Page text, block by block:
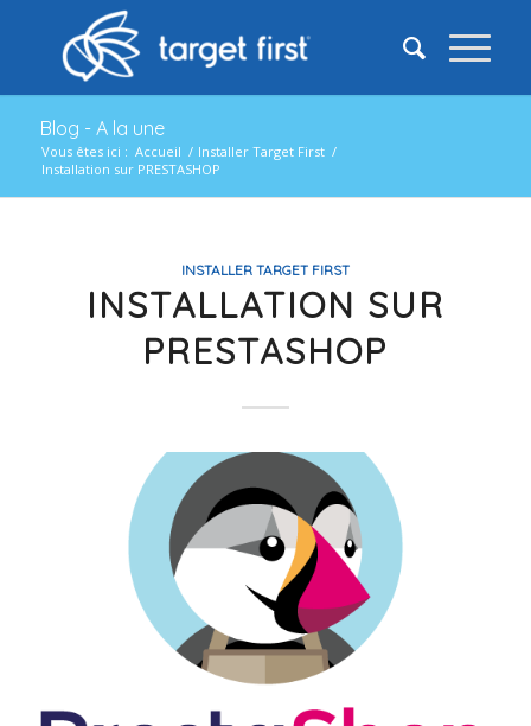
Blog - A la une
Vous êtes ici : Accueil / Installer Target First /
Installation sur PRESTASHOP
INSTALLER TARGET FIRST
INSTALLATION SUR
PRESTASHOP